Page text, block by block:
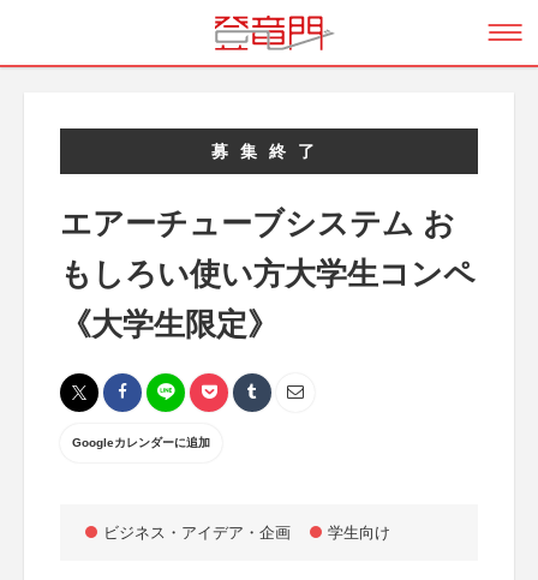
募集終了
エアーチューブシステム お
もしろい使い方大学生コンペ
《大学生限定》
Googleカレンダーに追加
ビジネス・アイデア・企画 学生向け